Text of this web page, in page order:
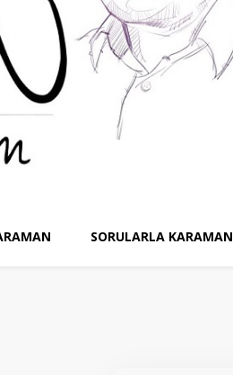
SORULARLA KARAMAN